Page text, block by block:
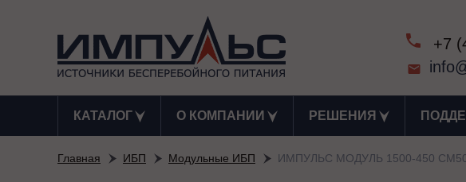
+7
КАТАЛОГ О КОМПАНИИ РЕШЕНИЯ
Главная ИБП Модульные ИБП ИМПУЛЬС МОДУЛЬ 1500-450